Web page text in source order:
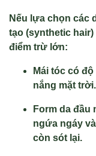
Nếu lựa chọn các
tạo (synthetic hair)
điểm trừ lớn:
Mái tóc có
nắng mặt trời.
Form da đầu
ngứa ngáy
còn sót lại.